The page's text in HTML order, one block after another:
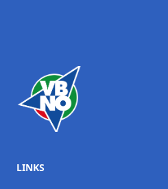
LINKS